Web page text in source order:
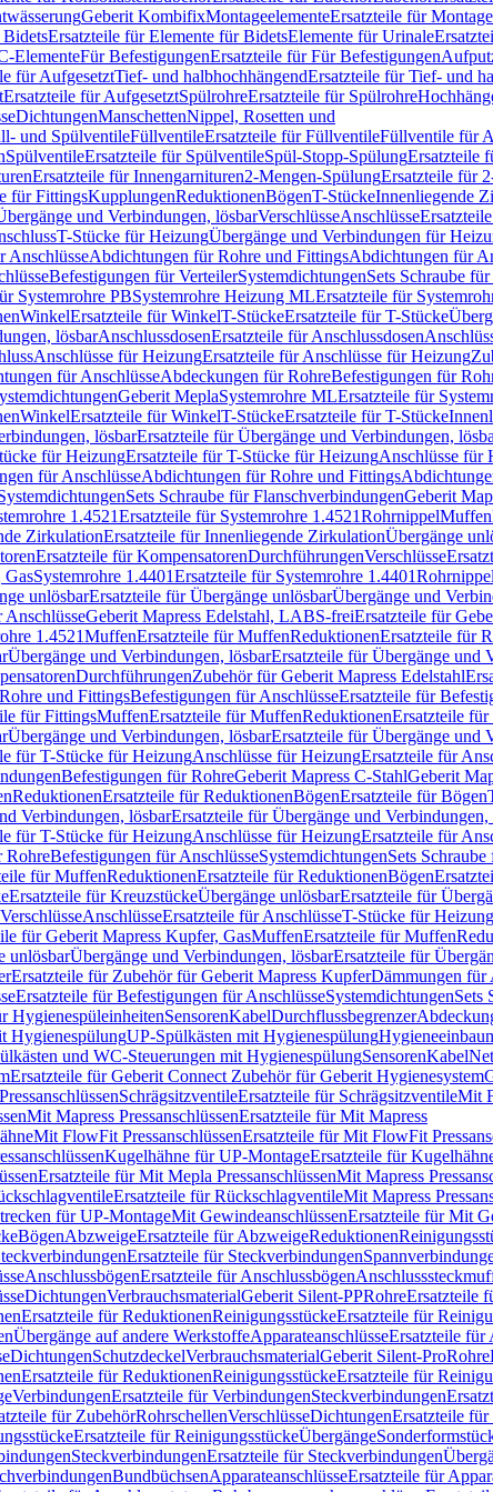
Geberit KombifixMontageelementeErsatzteile für
Ersatzteile für Elemente für BidetsElemente für Urinale
ElementeFür BefestigungenErsatzteile für Für Befestigungen
für AufgesetztTief- und halbhochhängendErsatzteile für Tief- und
Ersatzteile für AufgesetztSpülrohreErsatzteile für Spülrohre
DichtungenManschettenNippel, Rosetten und
und SpülventileFüllventileErsatzteile für FüllventileFüllventile für
SpülventileErsatzteile für SpülventileSpül-Stopp-SpülungErsatzteile
Ersatzteile für Innengarnituren2-Mengen-SpülungErsatzteile für
für FittingsKupplungenReduktionenBögenT-StückeInnenliegende
und Verbindungen, lösbarVerschlüsseAnschlüsse
T-Stücke für HeizungÜbergänge und Verbindungen für
AnschlüsseAbdichtungen für Rohre und FittingsAbdichtungen für
Befestigungen für VerteilerSystemdichtungenSets Schraube
Systemrohre PBSystemrohre Heizung MLErsatzteile für
WinkelErsatzteile für WinkelT-StückeErsatzteile für T-Stücke
lösbarAnschlussdosenErsatzteile für Anschlussdosen
Anschlüsse für HeizungErsatzteile für Anschlüsse für Heizung
für AnschlüsseAbdeckungen für RohreBefestigungen für
Geberit MeplaSystemrohre MLErsatzteile für
WinkelErsatzteile für WinkelT-StückeErsatzteile für T-Stücke
lösbarErsatzteile für Übergänge und Verbindungen,
für HeizungErsatzteile für T-Stücke für HeizungAnschlüsse für
für AnschlüsseAbdichtungen für Rohre und Fittings
Sets Schraube für FlanschverbindungenGeberit
1.4521Ersatzteile für Systemrohre 1.4521RohrnippelMuffen
ZirkulationErsatzteile für Innenliegende ZirkulationÜbergänge
Ersatzteile für KompensatorenDurchführungenVerschlüsse
GasSystemrohre 1.4401Ersatzteile für Systemrohre 1.4401Rohrnippel
unlösbarErsatzteile für Übergänge unlösbarÜbergänge und
AnschlüsseGeberit Mapress Edelstahl, LABS-freiErsatzteile für
1.4521MuffenErsatzteile für MuffenReduktionenErsatzteile für
Übergänge und Verbindungen, lösbarErsatzteile für Übergänge und
DurchführungenZubehör für Geberit Mapress Edelstahl
und FittingsBefestigungen für AnschlüsseErsatzteile für
für FittingsMuffenErsatzteile für MuffenReduktionenErsatzteile
Übergänge und Verbindungen, lösbarErsatzteile für Übergänge und
für T-Stücke für HeizungAnschlüsse für HeizungErsatzteile für
Befestigungen für RohreGeberit Mapress C-StahlGeberit
ReduktionenErsatzteile für ReduktionenBögenErsatzteile für Bögen
Verbindungen, lösbarErsatzteile für Übergänge und Verbindungen,
für T-Stücke für HeizungAnschlüsse für HeizungErsatzteile für
RohreBefestigungen für AnschlüsseSystemdichtungenSets
für MuffenReduktionenErsatzteile für ReduktionenBögen
Ersatzteile für KreuzstückeÜbergänge unlösbarErsatzteile für
AnschlüsseErsatzteile für AnschlüsseT-Stücke für Heizung
für Geberit Mapress Kupfer, GasMuffenErsatzteile für Muffen
unlösbarÜbergänge und Verbindungen, lösbarErsatzteile für
Ersatzteile für Zubehör für Geberit Mapress KupferDämmungen für
Ersatzteile für Befestigungen für AnschlüsseSystemdichtungenSets
HygienespüleinheitenSensorenKabelDurchflussbegrenzer
HygienespülungUP-Spülkästen mit Hygienespülung
und WC-Steuerungen mit HygienespülungSensorenKabel
Ersatzteile für Geberit Connect Zubehör für Geberit Hygienesystem
SchrägsitzventileErsatzteile für SchrägsitzventileMit
Mit Mapress PressanschlüssenErsatzteile für Mit Mapress
Mit FlowFit PressanschlüssenErsatzteile für Mit FlowFit
Kugelhähne für UP-MontageErsatzteile für
Ersatzteile für Mit Mepla PressanschlüssenMit Mapress
Ersatzteile für RückschlagventileMit Mapress
für UP-MontageMit GewindeanschlüssenErsatzteile für Mit
BögenAbzweigeErsatzteile für AbzweigeReduktionen
Ersatzteile für Steckverbindungen
AnschlussbögenErsatzteile für Anschlussbögen
DichtungenVerbrauchsmaterialGeberit Silent-PPRohreErsatzteile
Ersatzteile für ReduktionenReinigungsstückeErsatzteile für
Übergänge auf andere WerkstoffeApparateanschlüsseErsatzteile für
DichtungenSchutzdeckelVerbrauchsmaterialGeberit Silent-ProRohre
Ersatzteile für ReduktionenReinigungsstückeErsatzteile für
VerbindungenErsatzteile für VerbindungenSteckverbindungen
für ZubehörRohrschellenVerschlüsseDichtungenErsatzteile
Ersatzteile für ReinigungsstückeÜbergänge
SteckverbindungenErsatzteile für Steckverbindungen
BundbüchsenApparateanschlüsseErsatzteile für